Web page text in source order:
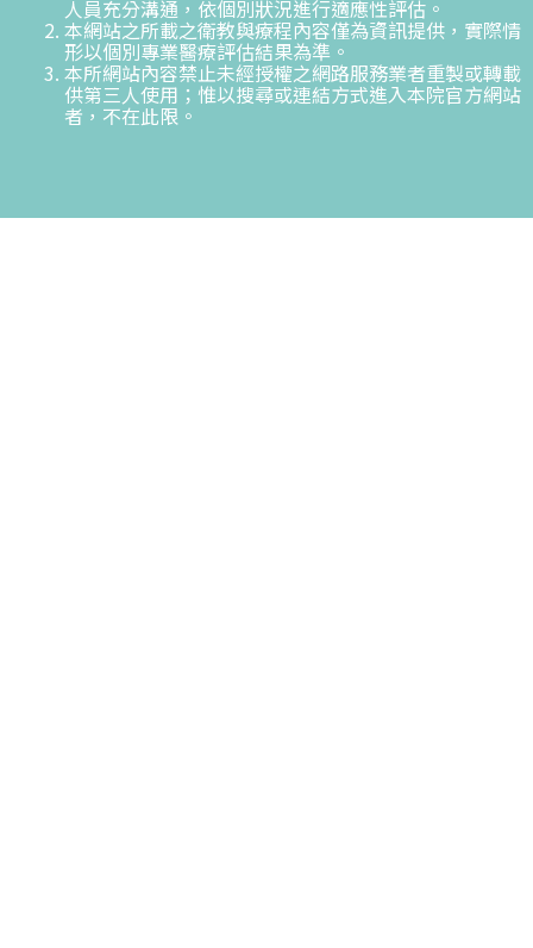
人員充分溝通，依個別狀況進行適應性評估。
本網站之所載之衛教與療程內容僅為資訊提供，實際情
形以個別專業醫療評估結果為準。
本所網站內容禁止未經授權之網路服務業者重製或轉載
供第三人使用；惟以搜尋或連結方式進入本院官方網站
者，不在此限。